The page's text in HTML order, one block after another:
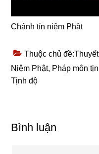
Chánh tín niệm Phật
Thuộc chủ đề:
Niệm Phật, Pháp môn
Tịnh độ
Reader
Bình luận